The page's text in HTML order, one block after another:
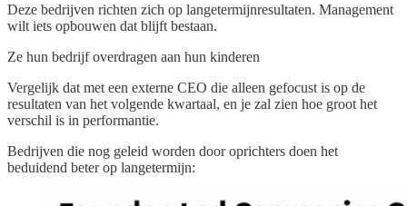
Deze bedrijven richten zich op langetermijnresultaten. Management
wilt iets opbouwen dat blijft bestaan.
Ze hun bedrijf overdragen aan hun kinderen
Vergelijk dat met een externe CEO die alleen gefocust is op de
resultaten van het volgende kwartaal, en je zal zien hoe groot het
verschil is in performantie.
Bedrijven die nog geleid worden door oprichters doen het
beduidend beter op langetermijn: